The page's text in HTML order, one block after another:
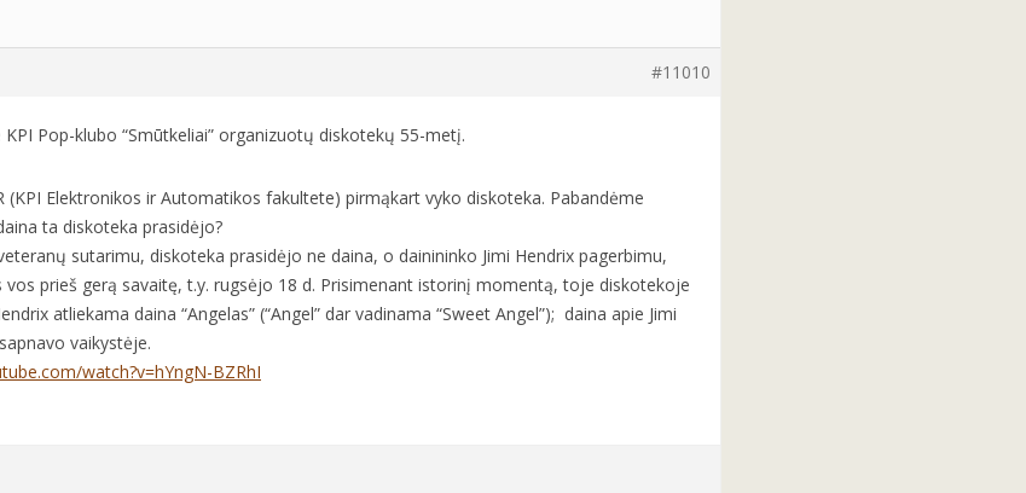
#11010
KPI Pop-klubo “Smūtkeliai” organizuotų diskotekų 55-metį.
(KPI Elektronikos ir Automatikos fakultete) pirmąkart vyko diskoteka. Pabandėme
ta diskoteka prasidėjo?
sutarimu, diskoteka prasidėjo ne daina, o dainininko Jimi Hendrix pagerbimu,
vos prieš gerą savaitę, t.y. rugsėjo 18 d. Prisimenant istorinį momentą, toje diskotekoje
atliekama daina “Angelas” (“Angel” dar vadinama “Sweet Angel”); daina apie Jimi
vaikystėje.
watch?v=hYngN-BZRhI